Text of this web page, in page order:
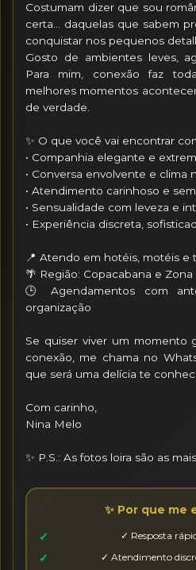
Costumam dizer que sou
certa… daquelas que sabem
conquistar nos pequenos
Gosto de ambientes leves,
Para mim, conexão faz
melhores momentos
de verdade.
✨ O que você vai encontrar
• Companhia elegante e
• Conversa envolvente e clima
• Atendimento carinhoso e
• Sensualidade com leveza e
• Experiência discreta,
📍 Atendo em hotéis, motéis e
🌴 Região: Copacabana e Zona
🕒 Agendamentos com
organização
Se quiser viver um momento
conexão, me chama no
que será uma delícia te
Com carinho,
Nina Melo
✨ P.S.: As fotos loira são as
✨ Por que me
✓ Resposta
✓ Atendimento